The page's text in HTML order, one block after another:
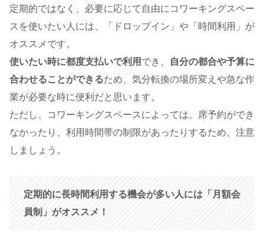
定期的ではなく、必要に応じて自由にコワーキングスペー
スを使いたい人には、「ドロップイン」や「時間利用」が
オススメです。
使いたい時に都度支払いで利用 でき、
自分の都合や予算に
合わせることができるため、気分転換の場所変えや急な作
業が必要な時に便利だと思います。
ただし、コワーキングスペースによっては、席予約ができ
なかったり、利用時間帯の制限があったりするため、注意
しましょう。
定期的に長時間利用する機会が多い人には「月額会
員制」がオススメ！